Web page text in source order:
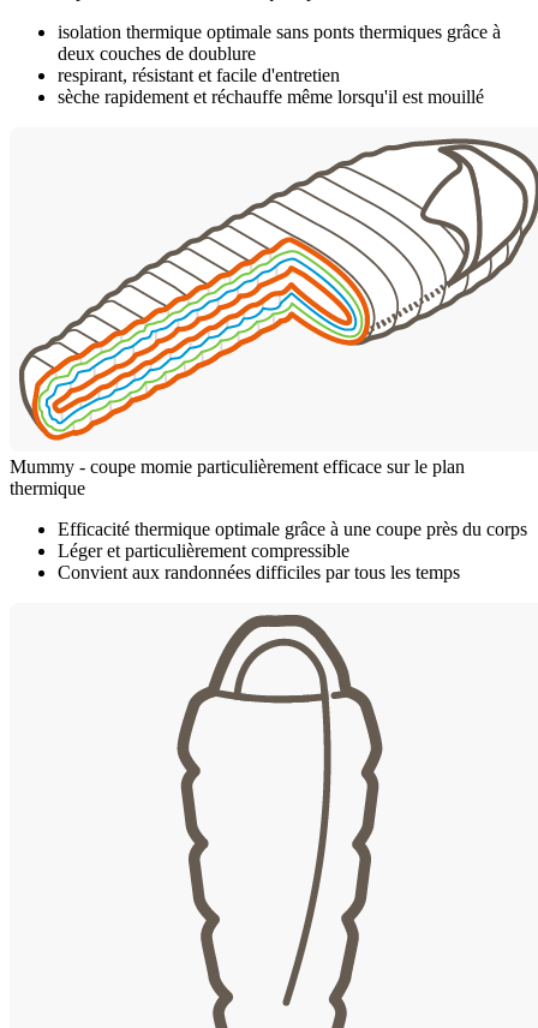
isolation thermique optimale sans ponts thermiques grâce à
deux couches de doublure
respirant, résistant et facile d'entretien
sèche rapidement et réchauffe même lorsqu'il est mouillé
Mummy - coupe momie particulièrement efficace sur le plan
thermique
Efficacité thermique optimale grâce à une coupe près du corps
Léger et particulièrement compressible
Convient aux randonnées difficiles par tous les temps